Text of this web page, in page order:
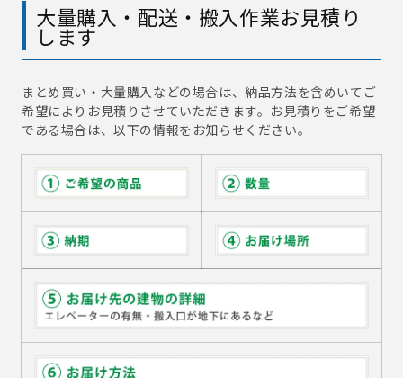
大量購入・配送・搬入作業お見積り
します
まとめ買い・大量購入などの場合は、納品方法を含めいてご
希望によりお見積りさせていただきます。お見積りをご希望
である場合は、以下の情報をお知らせください。